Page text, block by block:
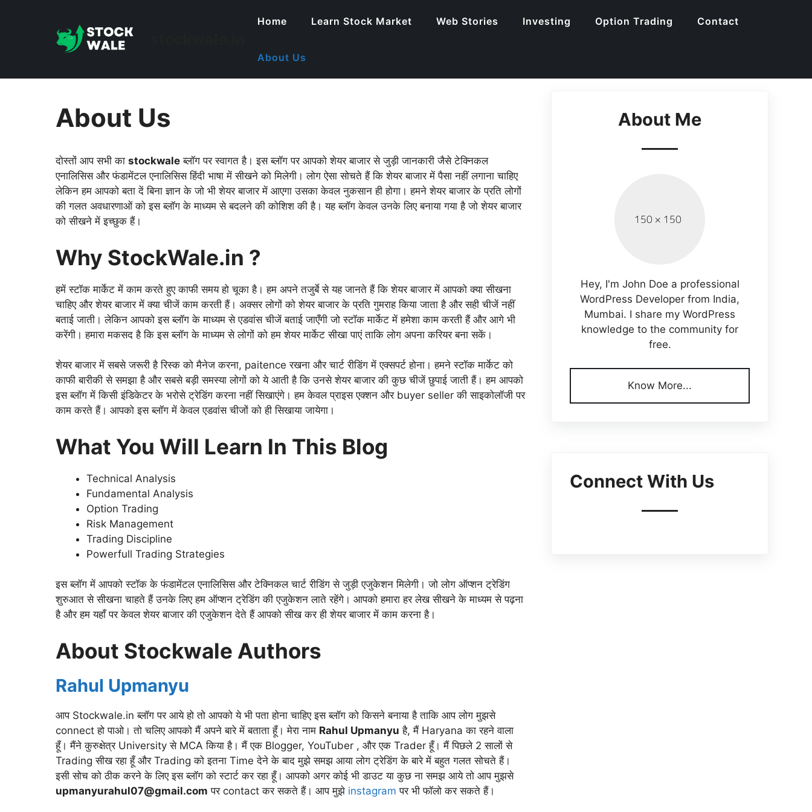
Home Learn Stock Market Web Stories Investing Option Trading Contact
About Us
About Us
दोस्तों आप सभी का stockwale ब्लॉग पर स्वागत है। इस ब्लॉग पर आपको शेयर बाजार से जुड़ी जानकारी जैसे टेक्निकल
एनालिसिस और फंडामेंटल एनालिसिस हिंदी भाषा में सीखने को मिलेगी। लोग ऐसा सोचते हैं कि शेयर बाजार में पैसा नहीं लगाना चाहिए
लेकिन हम आपको बता दें बिना ज्ञान के जो भी शेयर बाजार में आएगा उसका केवल नुकसान ही होगा। हमने शेयर बाजार के प्रति लोगों
की गलत अवधारणाओं को इस ब्लॉग के माध्यम से बदलने की कोशिश की है। यह ब्लॉग केवल उनके लिए बनाया गया है जो शेयर बाजार
को सीखने में इच्छुक हैं।
Why StockWale.in ?
हमें स्टॉक मार्केट में काम करते हुए काफी समय हो चूका है। हम अपने तजुर्बे से यह जानते हैं कि शेयर बाजार में आपको क्या सीखना
चाहिए और शेयर बाजार में क्या चीजें काम करती हैं। अक्सर लोगों को शेयर बाजार के प्रति गुमराह किया जाता है और सही चीजें नहीं
बताई जाती। लेकिन आपको इस ब्लॉग के माध्यम से एडवांस चीजें बताई जाएँगी जो स्टॉक मार्केट में हमेशा काम करती हैं और आगे भी
करेंगी। हमारा मकसद है कि इस ब्लॉग के माध्यम से लोगों को हम शेयर मार्केट सीखा पाएं ताकि लोग अपना करियर बना सकें।
शेयर बाजार में सबसे जरूरी है रिस्क को मैनेज करना, paitence रखना और चार्ट रीडिंग में एक्सपर्ट होना। हमने स्टॉक मार्केट को
काफी बारीकी से समझा है और सबसे बड़ी समस्या लोगों को ये आती है कि उनसे शेयर बाजार की कुछ चीजें छुपाई जाती हैं। हम आपको
इस ब्लॉग में किसी इंडिकेटर के भरोसे ट्रेडिंग करना नहीं सिखाएंगे। हम केवल प्राइस एक्शन और buyer seller की साइकोलॉजी पर
काम करते हैं। आपको इस ब्लॉग में केवल एडवांस चीजों को ही सिखाया जायेगा।
What You Will Learn In This Blog
Technical Analysis
Fundamental Analysis
Option Trading
Risk Management
Trading Discipline
Powerfull Trading Strategies
इस ब्लॉग में आपको स्टॉक के फंडामेंटल एनालिसिस और टेक्निकल चार्ट रीडिंग से जुड़ी एजुकेशन मिलेगी। जो लोग ऑप्शन ट्रेडिंग
शुरुआत से सीखना चाहते हैं उनके लिए हम ऑप्शन ट्रेडिंग की एजुकेशन लाते रहेंगे। आपको हमारा हर लेख सीखने के माध्यम से पढ़ना
है और हम यहाँ पर केवल शेयर बाजार की एजुकेशन देते हैं आपको सीख कर ही शेयर बाजार में काम करना है।
About Stockwale Authors
Rahul Upmanyu
आप Stockwale.in ब्लॉग पर आये हो तो आपको ये भी पता होना चाहिए इस ब्लॉग को किसने बनाया है ताकि आप लोग मुझसे
connect हो पाओ। तो चलिए आपको मैं अपने बारे में बताता हूँ। मेरा नाम Rahul Upmanyu है, मैं Haryana का रहने वाला
हूँ। मैंने कुरुक्षेत्र University से MCA किया है। मैं एक Blogger, YouTuber , और एक Trader हूँ। मैं पिछले 2 सालों से
Trading सीख रहा हूँ और Trading को इतना Time देने के बाद मुझे समझ आया लोग ट्रेडिंग के बारे में बहुत गलत सोचते हैं।
इसी सोच को ठीक करने के लिए इस ब्लॉग को स्टार्ट कर रहा हूँ। आपको अगर कोई भी डाउट या कुछ ना समझ आये तो आप मुझसे
upmanyurahul07@gmail.com पर contact कर सकते हैं। आप मुझे instagram पर भी फॉलो कर सकते हैं।
About Me
Hey, I'm John Doe a professional
WordPress Developer from India,
Mumbai. I share my WordPress
knowledge to the community for
free.
Know More...
Connect With Us